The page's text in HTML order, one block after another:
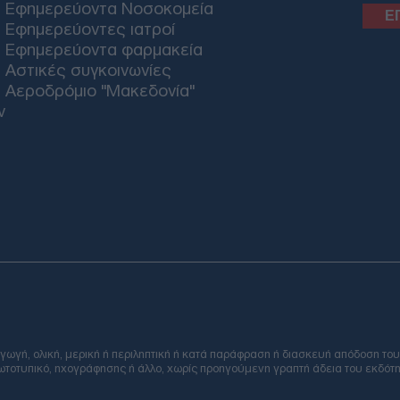
για
Εφημερεύοντα Νοσοκομεία
Εφημερεύοντες ιατροί
Εφημερεύοντα φαρμακεία
Αστικές συγκοινωνίες
Αεροδρόμιο "Μακεδονία"
ολική, μερική ή περιληπτική ή κατά παράφραση ή διασκευή απόδοση
ηχογράφησης ή άλλο, χωρίς προηγούμενη γραπτή άδεια του εκδότη.